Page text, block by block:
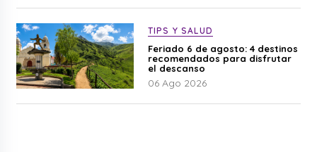
TIPS Y SALUD
Feriado 6 de agosto: 4 destinos
recomendados para disfrutar
el descanso
06 Ago 2026